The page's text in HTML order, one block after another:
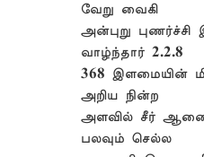
வேறு வைகி
அன்புறு
வாழ்ந்தார் 2.2.8
368 இளமையின்
அறிய நின்ற
அளவில் சீர்
பலவும் செல்ல